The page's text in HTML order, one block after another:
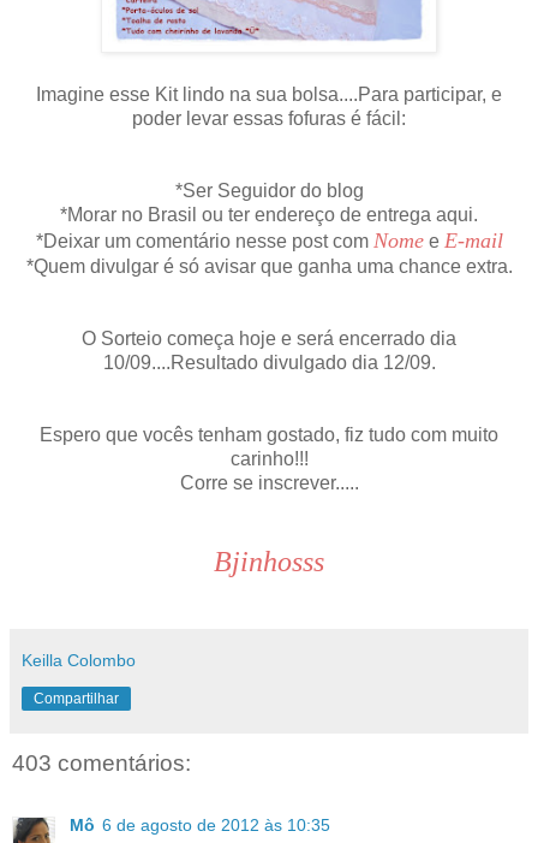
Imagine esse Kit lindo na sua bolsa....Para participar, e
poder levar essas fofuras é fácil:
*Ser Seguidor do blog
*Morar no Brasil ou ter endereço de entrega aqui.
*Deixar um comentário nesse post com Nomee E-mail
*Quem divulgar é só avisar que ganha uma chance extra.
O Sorteio começa hoje e será encerrado dia
10/09....Resultado divulgado dia 12/09.
Espero que vocês tenham gostado, fiz tudo com muito
carinho!!!
Corre se inscrever.....
Bjinhosss
Keilla Colombo
Compartilhar
403 comentários:
Mô 6 de agosto de 2012 às 10:35